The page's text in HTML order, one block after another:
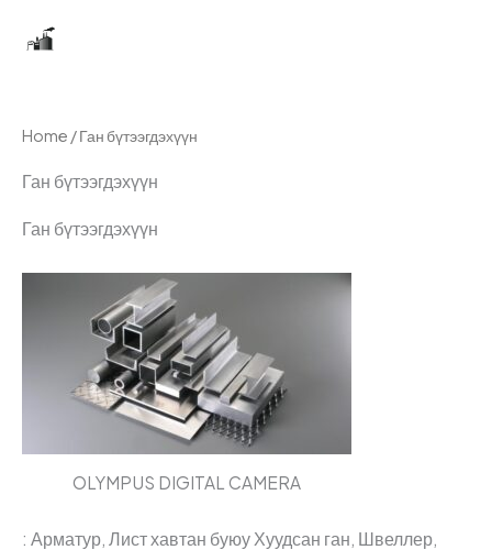
Home / Ган бүтээгдэхүүн
Ган бүтээгдэхүүн
Ган бүтээгдэхүүн
OLYMPUS DIGITAL CAMERA
: Арматур, Лист хавтан буюу Хуудсан ган, Швеллер,